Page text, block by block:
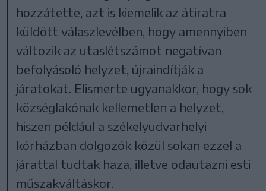
hozzátette, azt is kiemelik az átiratra
küldött válaszlevélben, hogy amennyiben
változik az utaslétszámot negatívan
befolyásoló helyzet, újraindítják a
járatokat. Elismerte ugyanakkor, hogy sok
községlakónak kellemetlen a helyzet,
hiszen például a székelyudvarhelyi
kórházban dolgozók közül sokan ezzel a
járattal tudtak haza, illetve odautazni esti
műszakváltáskor.